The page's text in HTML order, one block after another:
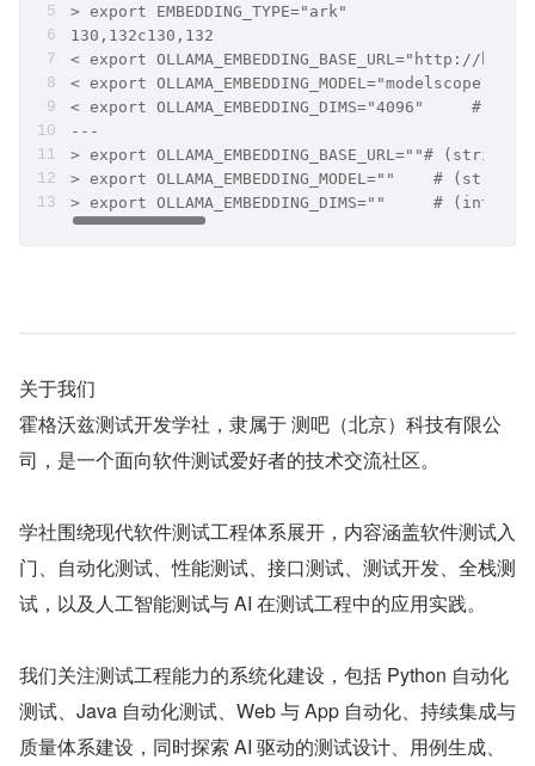
> export EMBEDDING_TYPE="ark"
130,132c130,132
< export
< export
< export OLLAMA_EMBEDDING_DIMS="4096"     #
---
> export OLLAMA_EMBEDDING_BASE_URL=""#
> export OLLAMA_EMBEDDING_MODEL=""    #
> export OLLAMA_EMBEDDING_DIMS=""     # (int,
关于我们
霍格沃兹测试开发学社，隶属于 测吧（北京）科技有限公
司，是一个面向软件测试爱好者的技术交流社区。
学社围绕现代软件测试工程体系展开，内容涵盖软件测试入
门、自动化测试、性能测试、接口测试、测试开发、全栈测
试，以及人工智能测试与 AI 在测试工程中的应用实践。
我们关注测试工程能力的系统化建设，包括 Python 自动化
测试、Java 自动化测试、Web 与 App 自动化、持续集成与
质量体系建设，同时探索 AI 驱动的测试设计、用例生成、